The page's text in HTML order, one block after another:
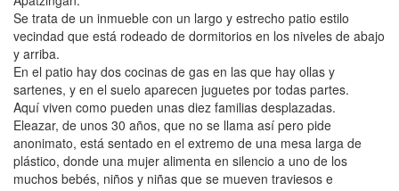
Se trata de un inmueble con un largo y estrecho patio estilo
vecindad que está rodeado de dormitorios en los niveles de abajo
y arriba.
En el patio hay dos cocinas de gas en las que hay ollas y
sartenes, y en el suelo aparecen juguetes por todas partes.
Aquí viven como pueden unas diez familias desplazadas.
Eleazar, de unos 30 años, que no se llama así pero pide
anonimato, está sentado en el extremo de una mesa larga de
plástico, donde una mujer alimenta en silencio a uno de los
muchos bebés, niños y niñas que se mueven traviesos e